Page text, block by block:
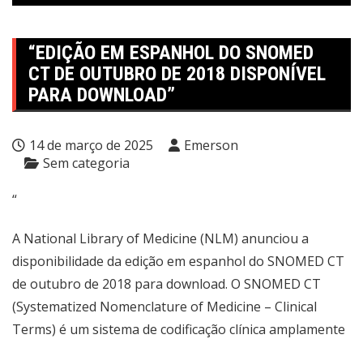
“EDIÇÃO EM ESPANHOL DO SNOMED
CT DE OUTUBRO DE 2018 DISPONÍVEL
PARA DOWNLOAD”
14 de março de 2025
Emerson
Sem categoria
“
A National Library of Medicine (NLM) anunciou a
disponibilidade da edição em espanhol do SNOMED CT
de outubro de 2018 para download. O SNOMED CT
(Systematized Nomenclature of Medicine – Clinical
Terms) é um sistema de codificação clínica amplamente